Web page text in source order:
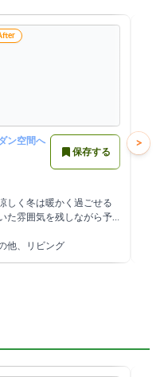
ン空間へ
保存する
しく冬は暖かく過ごせる
た雰囲気を残しながら予
いました。
他、リビング
宝塚
>